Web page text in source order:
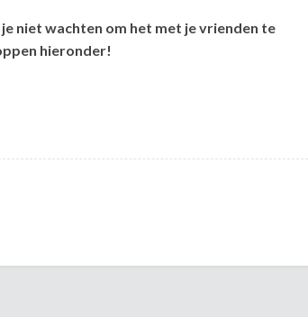
niet wachten om het met je vrienden te
hieronder!